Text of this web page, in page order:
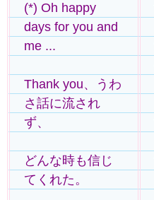
(*) Oh happy
days for you and
me ...
Thank you、うわ
さ話に流され
ず、
どんな時も信じ
てくれた。